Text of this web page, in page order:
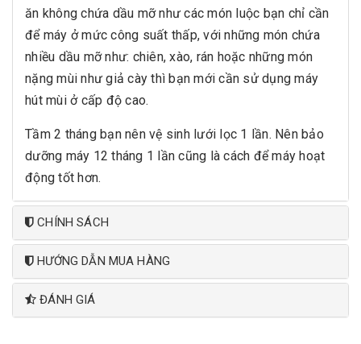
ăn không chứa dầu mỡ như các món luộc bạn chỉ cần
để máy ở mức công suất thấp, với những món chứa
nhiều dầu mỡ như: chiên, xào, rán hoặc những món
nặng mùi như giả cày thì bạn mới cần sử dụng máy
hút mùi ở cấp độ cao.
Tầm 2 tháng bạn nên vệ sinh lưới lọc 1 lần. Nên bảo
dưỡng máy 12 tháng 1 lần cũng là cách để máy hoạt
động tốt hơn.
CHÍNH SÁCH
HƯỚNG DẪN MUA HÀNG
ĐÁNH GIÁ